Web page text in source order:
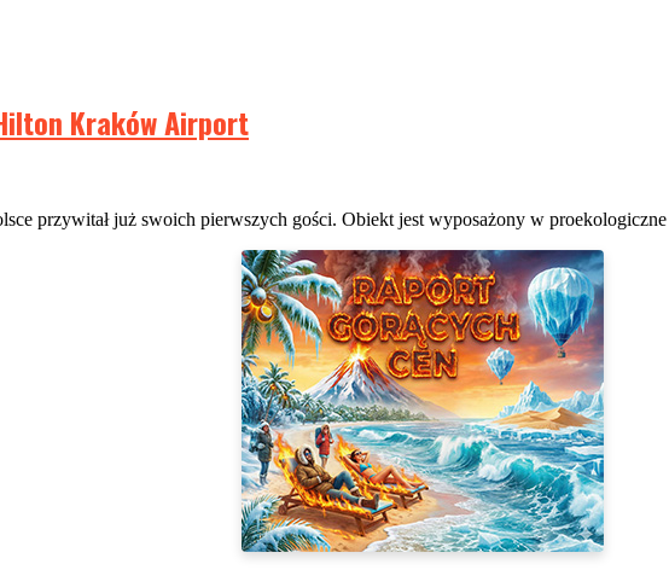
Kraków Airport
przywitał już swoich pierwszych gości. Obiekt jest wyposażony w